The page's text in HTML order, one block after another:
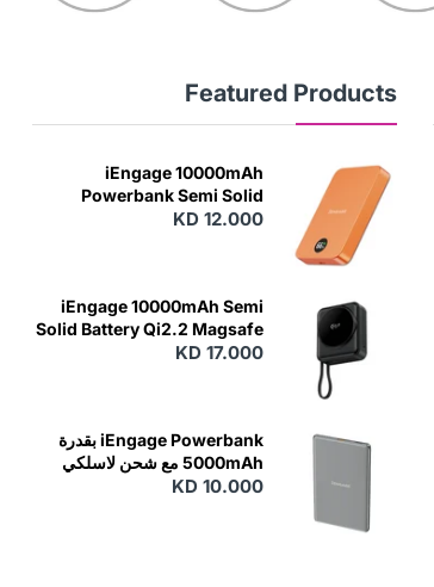
Featured Products
iEngage 10000mAh
Powerbank Semi Solid
Battery 20W Wireless
KD 12.000
iEngage 10000mAh Semi
Solid Battery Qi2.2 Magsafe
Powerbank مع كابلات مدمجة
KD 17.000
iEngage Powerbank بقدرة
5000mAh مع شحن لاسلكي
(15W)
KD 10.000